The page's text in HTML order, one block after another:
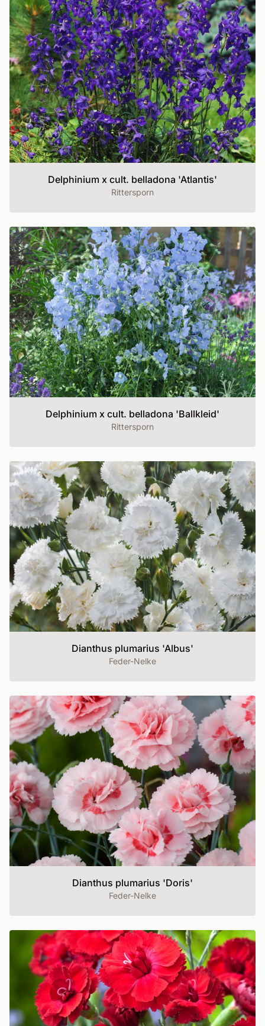
Delphinium x cult. belladona 'Atlantis'
Rittersporn
Delphinium x cult. belladona 'Ballkleid'
Rittersporn
Dianthus plumarius 'Albus'
Feder-Nelke
Dianthus plumarius 'Doris'
Feder-Nelke